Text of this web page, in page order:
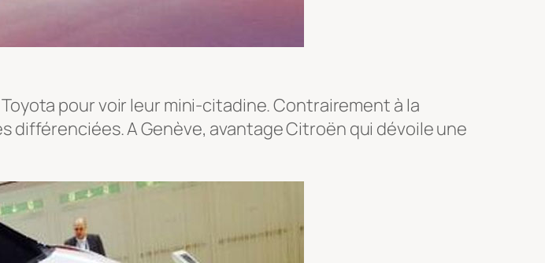
pour voir leur mini-citadine. Contrairement à la
A Genève, avantage Citroën qui dévoile une